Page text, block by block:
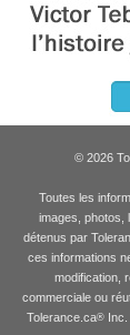
© 2026
Toutes les
images, photos,
détenus par
ces informations
modification,
commerciale ou
Tolerance.ca®